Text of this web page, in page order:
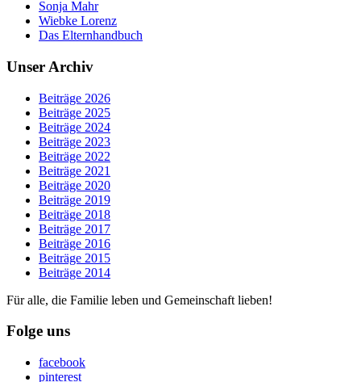
Sonja Mahr
Wiebke Lorenz
Das Elternhandbuch
Unser Archiv
Beiträge 2026
Beiträge 2025
Beiträge 2024
Beiträge 2023
Beiträge 2022
Beiträge 2021
Beiträge 2020
Beiträge 2019
Beiträge 2018
Beiträge 2017
Beiträge 2016
Beiträge 2015
Beiträge 2014
Für alle, die Familie leben und Gemeinschaft lieben!
Folge uns
facebook
pinterest